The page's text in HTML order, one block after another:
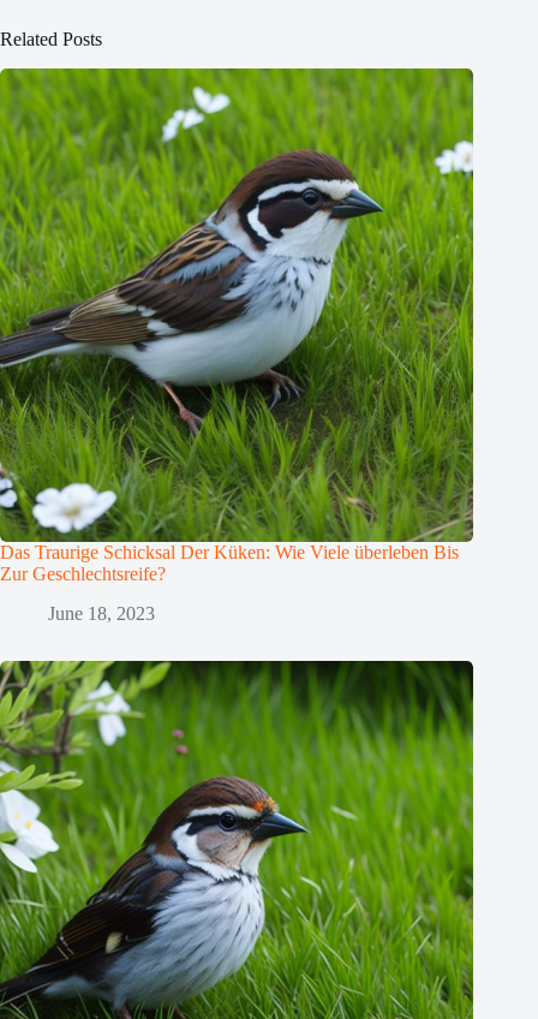
Related Posts
Das Traurige Schicksal Der Küken: Wie Viele überleben Bis
Zur Geschlechtsreife?
June 18, 2023